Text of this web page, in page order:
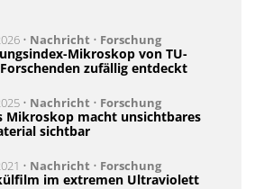
• Nachricht • Forschung
Mikroskop von TU-
zufällig entdeckt
• Nachricht • Forschung
Mikroskop macht unsichtbares
sichtbar
• Nachricht • Forschung
im extremen Ultraviolett